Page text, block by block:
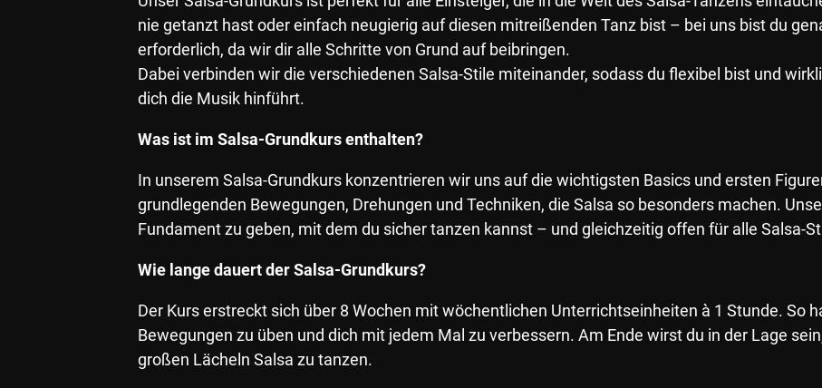
nie getanzt hast oder einfach neugierig auf diesen mitreißenden Tanz bist – bei uns bist du
erforderlich, da wir dir alle Schritte von Grund auf beibringen.
Dabei verbinden wir die verschiedenen Salsa-Stile miteinander, sodass du flexibel bist und
dich die Musik hinführt.
Was ist im Salsa-Grundkurs enthalten?
In unserem Salsa-Grundkurs konzentrieren wir uns auf die wichtigsten Basics und ersten
grundlegenden Bewegungen, Drehungen und Techniken, die Salsa so besonders machen.
Fundament zu geben, mit dem du sicher tanzen kannst – und gleichzeitig offen für alle Salsa-
Wie lange dauert der Salsa-Grundkurs?
Der Kurs erstreckt sich über 8 Wochen mit wöchentlichen Unterrichtseinheiten à 1 Stunde. So
Bewegungen zu üben und dich mit jedem Mal zu verbessern. Am Ende wirst du in der Lage
großen Lächeln Salsa zu tanzen.